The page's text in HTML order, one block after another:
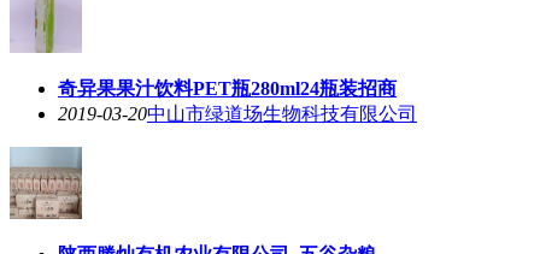
奇异果果汁饮料PET瓶280ml24瓶装招商
2019-03-20中山市绿道场生物科技有限公司